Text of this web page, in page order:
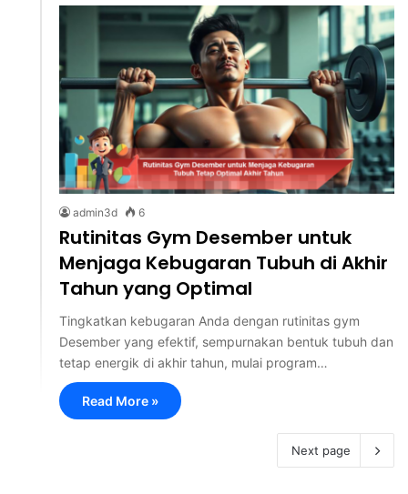
admin3d 6
Rutinitas Gym Desember untuk
Menjaga Kebugaran Tubuh di Akhir
Tahun yang Optimal
Tingkatkan kebugaran Anda dengan rutinitas gym
Desember yang efektif, sempurnakan bentuk tubuh dan
tetap energik di akhir tahun, mulai program…
Read More »
Next page